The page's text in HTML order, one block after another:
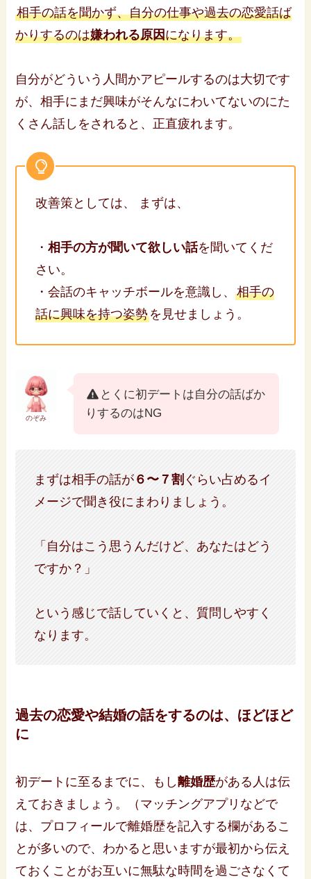
相手の話を聞かず、自分の仕事や過去の恋愛話ば
かりするのは嫌われる原因になります。
自分がどういう人間かアピールするのは大切です
が、相手にまだ興味がそんなにわいてないのにた
くさん話しをされると、正直疲れます。
改善策としては、 まずは、
・相手の方が聞いて欲しい話を聞いてくだ
さい。
・会話のキャッチボールを意識し、相手の
話に興味を持つ姿勢を見せましょう。
のぞみ
とくに初デートは自分の話ばか
りするのはNG
まずは相手の話が ６〜７割 ぐらい占めるイ
メージで聞き役にまわりましょう。
「自分はこう思うんだけど、あなたはどう
ですか？」
という感じで話していくと、質問しやすく
なります。
過去の恋愛や結婚の話をするのは、ほどほど
に
初デートに至るまでに、もし離婚歴がある人は伝
えておきましょう。（マッチングアプリなどで
は、プロフィールで離婚歴を記入する欄があるこ
とが多いので、わかると思いますが最初から伝え
ておくことがお互いに無駄な時間を過ごさなくて